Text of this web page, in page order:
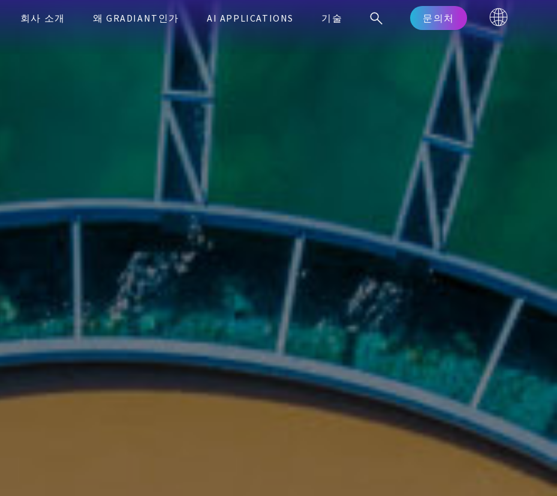
회사 소개 왜 GRADIANT인가 AI APPLICATIONS 기술 문의처